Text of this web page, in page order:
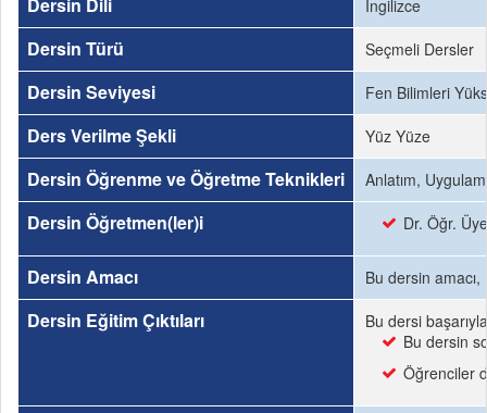
İngilizce
Dersin Türü Seçmeli Dersler
Dersin Seviyesi Fen Bilimleri
Ders Verilme Şekli Yüz Yüze
Dersin Öğrenme ve Öğretme Teknikleri Anlatım,
Dersin Öğretmen(ler)i Dr. Öğr.
Dersin Amacı Bu dersin
Dersin Eğitim Çıktıları
Bu dersi
Bu dersin
Öğrenciler